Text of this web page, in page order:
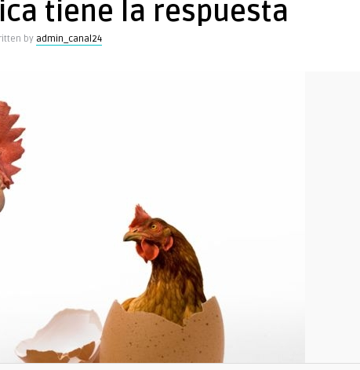
tiene la respuesta
by admin_canal24